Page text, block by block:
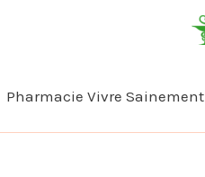
Pharmacie Vivre Sainement